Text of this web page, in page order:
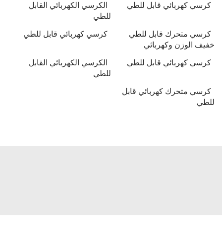
كرسي كهربائي قابل للطي
الكرسي الكهربائي القابل
للطي
كرسي متحرك قابل للطي
خفيف الوزن وكهربائي
كرسي كهربائي قابل للطي
كرسي كهربائي قابل للطي
الكرسي الكهربائي القابل
للطي
كرسي متحرك كهربائي قابل
للطي